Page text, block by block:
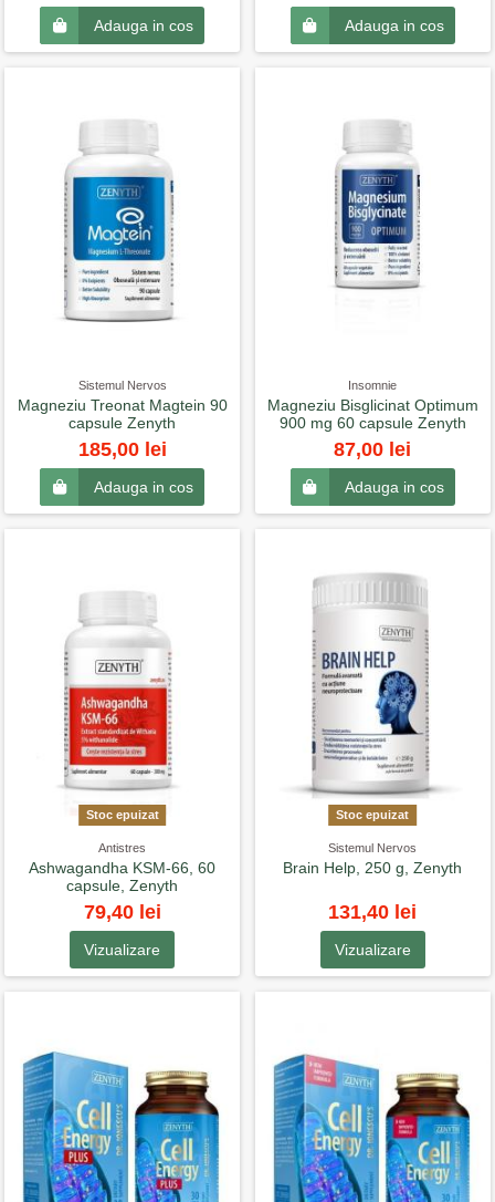
Adauga in cos Adauga in cos
Sistemul Nervos
Magneziu Treonat Magtein 90
capsule Zenyth
185,00 lei
Adauga in cos
Insomnie
Magneziu Bisglicinat Optimum
900 mg 60 capsule Zenyth
87,00 lei
Adauga in cos
Stoc epuizat
Antistres
Ashwagandha KSM-66, 60
capsule, Zenyth
79,40 lei
Vizualizare
Stoc epuizat
Sistemul Nervos
Brain Help, 250 g, Zenyth
131,40 lei
Vizualizare